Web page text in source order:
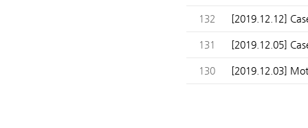
132 [2019.12.12]
131 [2019.12.05]
130 [2019.12.03]